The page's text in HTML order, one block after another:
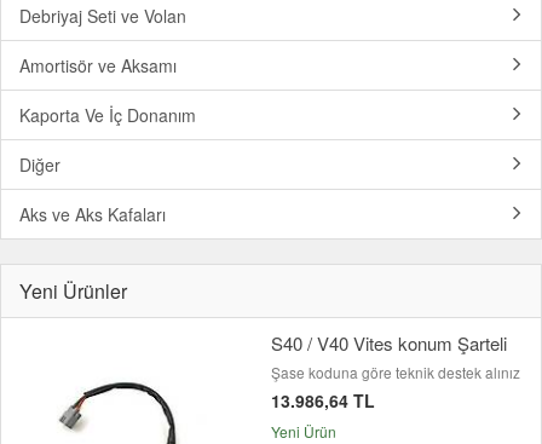
Debriyaj Seti ve Volan
Amortisör ve Aksamı
Kaporta Ve İç Donanım
Diğer
Aks ve Aks Kafaları
Yeni Ürünler
S40 / V40 Vites konum Şarteli
Şase koduna göre teknik destek alınız
13.986,64 TL
Yeni Ürün